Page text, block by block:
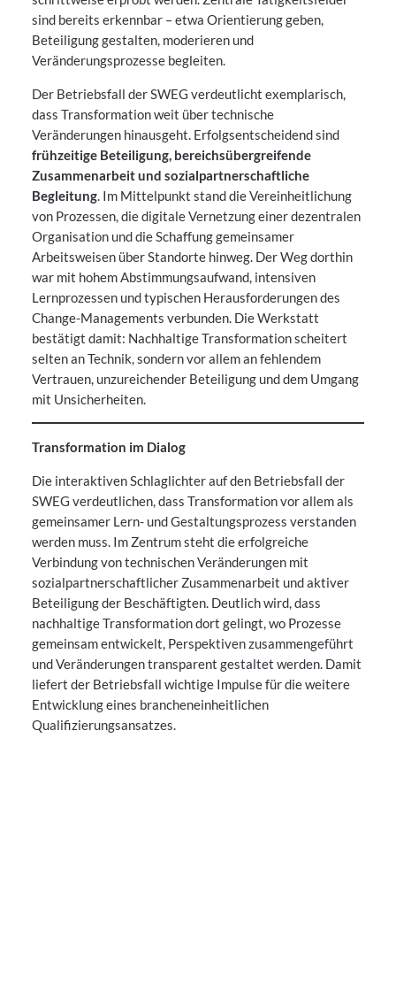
sind bereits erkennbar – etwa Orientierung geben,
Beteiligung gestalten, moderieren und
Veränderungsprozesse begleiten.
Der Betriebsfall der SWEG verdeutlicht exemplarisch,
dass Transformation weit über technische
Veränderungen hinausgeht. Erfolgsentscheidend sind
frühzeitige Beteiligung, bereichsübergreifende
Zusammenarbeit und sozialpartnerschaftliche
Begleitung. Im Mittelpunkt stand die Vereinheitlichung
von Prozessen, die digitale Vernetzung einer dezentralen
Organisation und die Schaffung gemeinsamer
Arbeitsweisen über Standorte hinweg. Der Weg dorthin
war mit hohem Abstimmungsaufwand, intensiven
Lernprozessen und typischen Herausforderungen des
Change-Managements verbunden. Die Werkstatt
bestätigt damit: Nachhaltige Transformation scheitert
selten an Technik, sondern vor allem an fehlendem
Vertrauen, unzureichender Beteiligung und dem Umgang
mit Unsicherheiten.
Transformation im Dialog
Die interaktiven Schlaglichter auf den Betriebsfall der
SWEG verdeutlichen, dass Transformation vor allem als
gemeinsamer Lern- und Gestaltungsprozess verstanden
werden muss. Im Zentrum steht die erfolgreiche
Verbindung von technischen Veränderungen mit
sozialpartnerschaftlicher Zusammenarbeit und aktiver
Beteiligung der Beschäftigten. Deutlich wird, dass
nachhaltige Transformation dort gelingt, wo Prozesse
gemeinsam entwickelt, Perspektiven zusammengeführt
und Veränderungen transparent gestaltet werden. Damit
liefert der Betriebsfall wichtige Impulse für die weitere
Entwicklung eines brancheneinheitlichen
Qualifizierungsansatzes.